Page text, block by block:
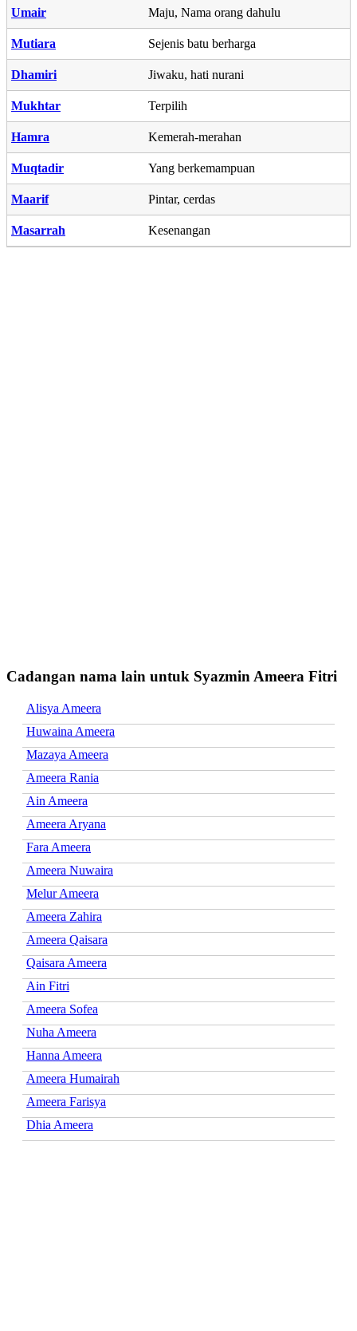
Umair Maju, Nama orang dahulu
Mutiara Sejenis batu berharga
Dhamiri Jiwaku, hati nurani
Mukhtar Terpilih
Hamra Kemerah-merahan
Muqtadir Yang berkemampuan
Maarif Pintar, cerdas
Masarrah Kesenangan
Cadangan nama lain untuk Syazmin Ameera Fitri
Alisya Ameera
Huwaina Ameera
Mazaya Ameera
Ameera Rania
Ain Ameera
Ameera Aryana
Fara Ameera
Ameera Nuwaira
Melur Ameera
Ameera Zahira
Ameera Qaisara
Qaisara Ameera
Ain Fitri
Ameera Sofea
Nuha Ameera
Hanna Ameera
Ameera Humairah
Ameera Farisya
Dhia Ameera